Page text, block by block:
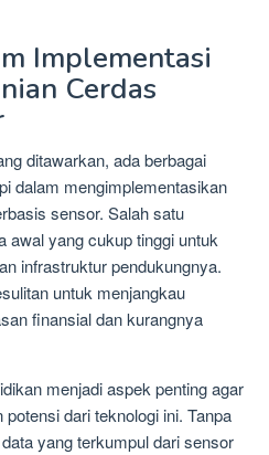
Implementasi
Cerdas
ditawarkan, ada berbagai
dalam mengimplementasikan
sensor. Salah satu
awal yang cukup tinggi untuk
infrastruktur pendukungnya.
untuk menjangkau
finansial dan kurangnya
menjadi aspek penting agar
dari teknologi ini. Tanpa
yang terkumpul dari sensor